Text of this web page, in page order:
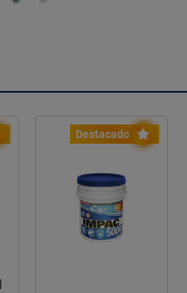
Destacado